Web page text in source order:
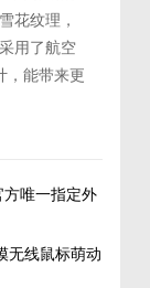
花纹理，
用了航空
，能带来更
唯一指定外
无线鼠标萌动